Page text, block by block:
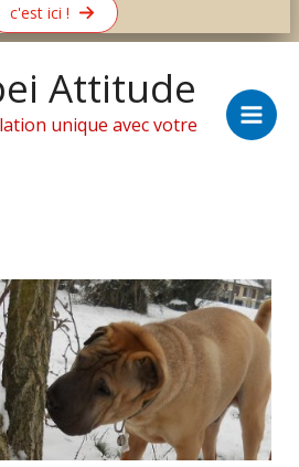
c'est ici !
Attitude
unique avec votre